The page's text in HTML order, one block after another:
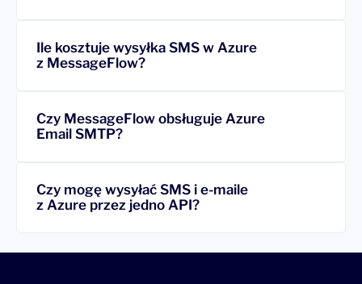
Ile kosztuje wysyłka SMS w Azure
z MessageFlow?
Czy MessageFlow obsługuje Azure
Email SMTP?
Czy mogę wysyłać SMS i e-maile
z Azure przez jedno API?